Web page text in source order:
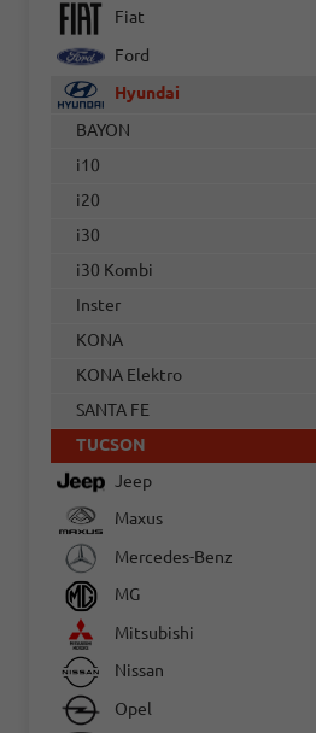
Fiat
Ford
Hyundai
BAYON
i10
i20
i30
i30 Kombi
Inster
KONA
KONA Elektro
SANTA FE
TUCSON
Jeep
Maxus
Mercedes-Benz
MG
Mitsubishi
Nissan
Opel